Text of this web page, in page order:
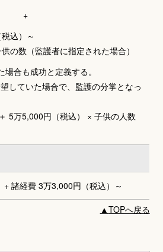
+
込）～
の数（監護者に指定された場合）
合も成功と定義する。
していた場合で、監護の分掌となっ
5万5,000円（税込） × 子供の人数
諸経費 3万3,000円（税込）～
▲TOPへ戻る